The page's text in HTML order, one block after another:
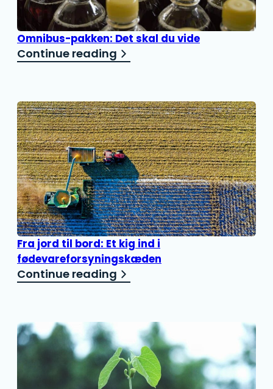
Omnibus-pakken: Det skal du vide
Continue reading
Fra jord til bord: Et kig ind i
fødevareforsyningskæden
Continue reading